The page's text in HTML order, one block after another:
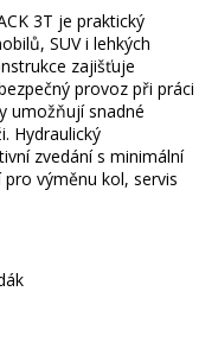
3T je praktický
SUV i lehkých
zajišťuje
provoz při práci
umožňují snadné
Hydraulický
zvedání s minimální
výměnu kol, servis